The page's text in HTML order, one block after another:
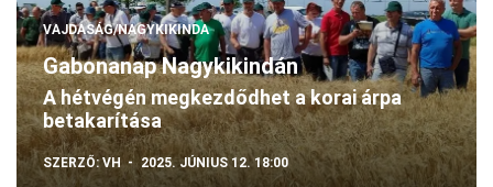
VAJDASÁG/NAGYKIKINDA
Gabonanap Nagykikindán
A hétvégén megkezdődhet a korai árpa
betakarítása
SZERZŐ: VH 2025. JÚNIUS 12. 18:00